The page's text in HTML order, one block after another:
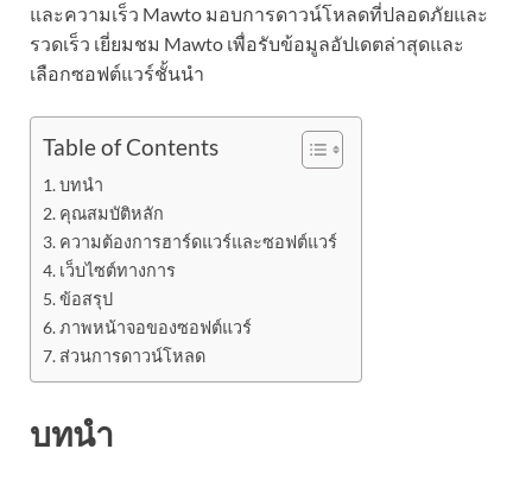
และความเร็ว Mawto มอบการดาวน์โหลดที่ปลอดภัยและ
รวดเร็ว เยี่ยมชม Mawto เพื่อรับข้อมูลอัปเดตล่าสุดและ
เลือกซอฟต์แวร์ชั้นนำ
Table of Contents
บทนำ
คุณสมบัติหลัก
ความต้องการฮาร์ดแวร์และซอฟต์แวร์
เว็บไซต์ทางการ
ข้อสรุป
ภาพหน้าจอของซอฟต์แวร์
ส่วนการดาวน์โหลด
บทนำ